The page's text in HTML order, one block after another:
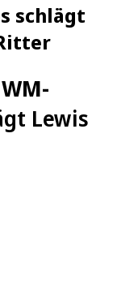
schlägt
Lewis